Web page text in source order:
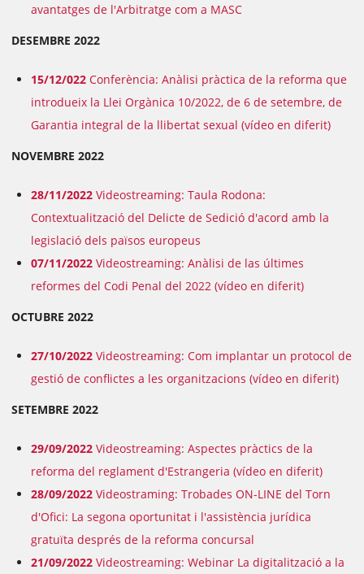
avantatges de l'Arbitratge com a MASC
DESEMBRE 2022
15/12/022 Conferència: Anàlisi pràctica de la reforma que
introdueix la Llei Orgànica 10/2022, de 6 de setembre, de
Garantia integral de la llibertat sexual (vídeo en diferit)
NOVEMBRE 2022
28/11/2022 Videostreaming: Taula Rodona:
Contextualització del Delicte de Sedició d'acord amb la
legislació dels països europeus
07/11/2022 Videostreaming: Anàlisi de las últimes
reformes del Codi Penal del 2022 (vídeo en diferit)
OCTUBRE 2022
27/10/2022 Videostreaming: Com implantar un protocol de
gestió de conflictes a les organitzacions (vídeo en diferit)
SETEMBRE 2022
29/09/2022 Videostreaming: Aspectes pràctics de la
reforma del reglament d'Estrangeria (vídeo en diferit)
28/09/2022 Videostraming: Trobades ON-LINE del Torn
d'Ofici: La segona oportunitat i l'assistència jurídica
gratuïta després de la reforma concursal
21/09/2022 Videostreaming: Webinar La digitalització a la